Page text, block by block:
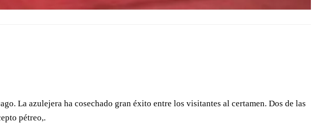
La azulejera ha cosechado gran éxito entre los visitantes al certamen. Dos de las
pétreo,.